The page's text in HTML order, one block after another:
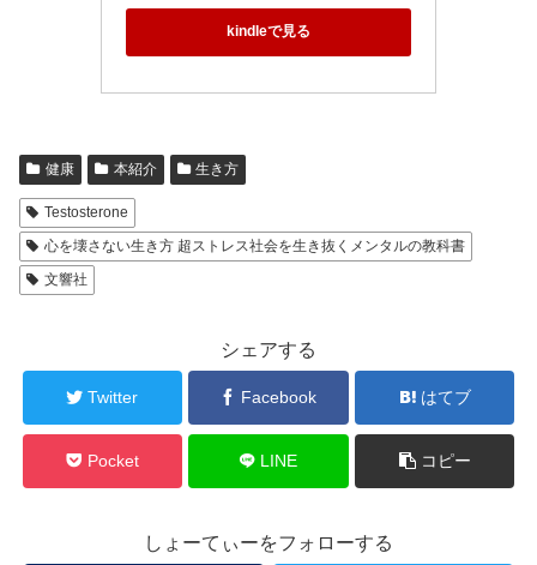
kindleで見る
健康 本紹介 生き方
Testosterone
心を壊さない生き方 超ストレス社会を生き抜くメンタルの教科書
文響社
シェアする
Twitter Facebook はてブ
Pocket LINE コピー
しょーてぃーをフォローする